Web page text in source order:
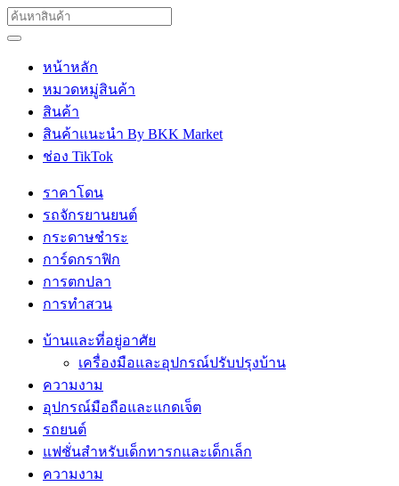
หน้าหลัก
หมวดหมู่สินค้า
สินค้า
สินค้าแนะนำ By BKK Market
ช่อง TikTok
ราคาโดน
รถจักรยานยนต์
กระดาษชำระ
การ์ดกราฟิก
การตกปลา
การทำสวน
บ้านและที่อยู่อาศัย
เครื่องมือและอุปกรณ์ปรับปรุงบ้าน
ความงาม
อุปกรณ์มือถือและแกดเจ็ต
รถยนต์
แฟชั่นสำหรับเด็กทารกและเด็กเล็ก
ความงาม